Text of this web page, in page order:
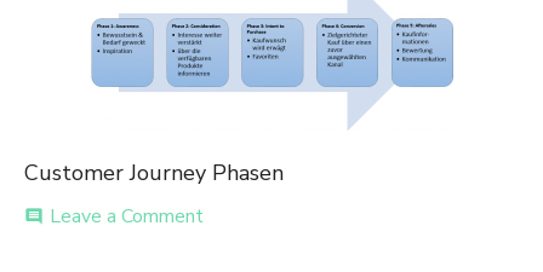
Customer Journey Phasen
comment Leave a Commenton